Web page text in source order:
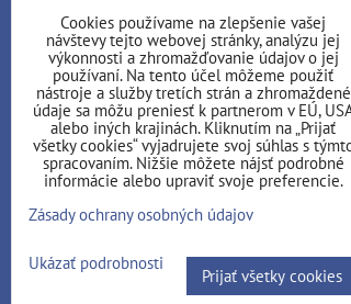
AD ASTRA, n.o.
ul. Školská 234/8
01701 Považská Bystrica
Telefón:
+421 907 744 237
adastra.no @ outlook.com
Instagram Facebook
Cookies používame na zlepšenie vašej
návštevy tejto webovej stránky, analýzu jej
výkonnosti a zhromažďovanie údajov o jej
používaní. Na tento účel môžeme použiť
nástroje a služby tretích strán a zhromaždené
údaje sa môžu preniesť k partnerom v EÚ,
alebo iných krajinách. Kliknutím na „Prijať
všetky cookies“ vyjadrujete svoj súhlas s
spracovaním. Nižšie môžete nájsť podrobné
informácie alebo upraviť svoje preferencie.
Zásady ochrany osobných údajov
Ukázať podrobnosti
Prijať všetky cookies